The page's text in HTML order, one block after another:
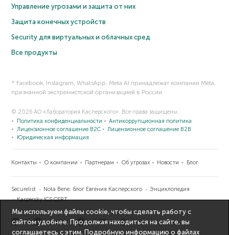
Управление угрозами и защита от них
Защита конечных устройств
Security для виртуальных и облачных сред
Все продукты
* Facebook, Instagram, WhatsApp, Meta AI принадлежат компании Meta,
признанной экстремистской организацией в России.
© 2026 АО «Лаборатория Касперского». Все права защищены.
Политика конфиденциальности
Антикоррупционная политика
Лицензионное соглашение B2C
Лицензионное соглашение B2B
Юридическая информация
Контакты О компании Партнерам Об угрозах Новости Блог
Securelist Nota Bene: блог Евгения Касперского
Энциклопедия
Kaspersky ICS CERT
Мы используем файлы cookie, чтобы сделать работу с
сайтом удобнее. Продолжая находиться на сайте, вы
соглашаетесь с этим. Подробную информацию о файлах